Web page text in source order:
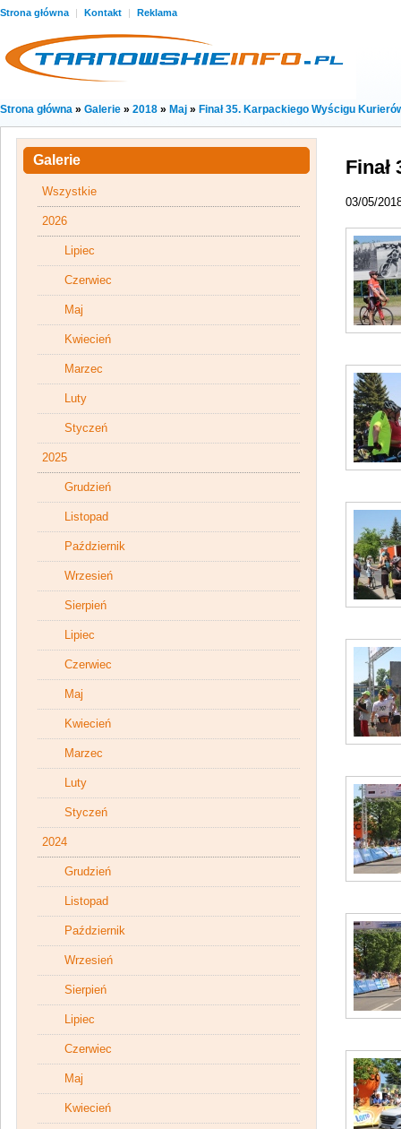
Strona główna | Kontakt | Reklama
Strona główna » Galerie » 2018 » Maj » Finał 35. Karpackiego Wyścigu
03/05/
Galerie
Wszystkie
2026
Lipiec
Czerwiec
Maj
Kwiecień
Marzec
Luty
Styczeń
2025
Grudzień
Listopad
Październik
Wrzesień
Sierpień
Lipiec
Czerwiec
Maj
Kwiecień
Marzec
Luty
Styczeń
2024
Grudzień
Listopad
Październik
Wrzesień
Sierpień
Lipiec
Czerwiec
Maj
Kwiecień